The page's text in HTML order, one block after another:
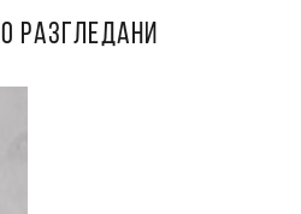
РАЗГЛЕДАНИ